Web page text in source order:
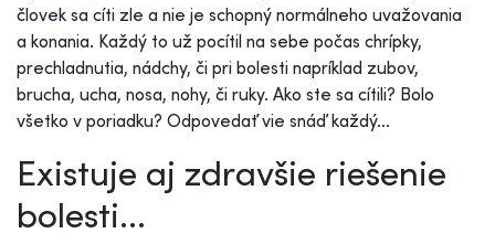
človek sa cíti zle a nie je schopný normálneho uvažovania
a konania. Každý to už pocítil na sebe počas chrípky,
prechladnutia, nádchy, či pri bolesti napríklad zubov,
brucha, ucha, nosa, nohy, či ruky. Ako ste sa cítili? Bolo
všetko v poriadku? Odpovedať vie snáď každý...
Existuje aj zdravšie riešenie
bolesti...